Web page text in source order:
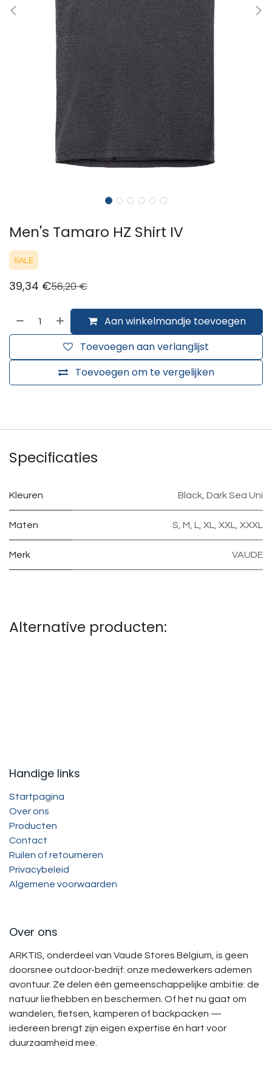
Men's Tamaro HZ Shirt IV
SALE
39,34 €56,20€
Aan winkelmandje toevoegen
Toevoegen om te vergelijken
Toevoegen aan verlanglijst
Specificaties
Kleuren Black Dark Sea Uni
Maten S M L XL XXL XXXL
Merk VAUDE
Alternative producten:
Handige links
Startpagina
Over ons
Producten
Contact
Ruilen of retourneren
Privacybeleid
Algemene voorwaarden
Over ons
ARKTIS, onderdeel van Vaude Stores Belgium, is geen
doorsnee outdoor-bedrijf: onze medewerkers ademen
avontuur. Ze delen één gemeenschappelijke ambitie: de
natuur liefhebben en beschermen. Of het nu gaat om
wandelen, fietsen, kamperen of backpacken —
iedereen brengt zijn eigen expertise én hart voor
duurzaamheid mee.